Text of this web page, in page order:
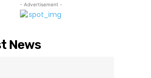
- Advertisement -
News